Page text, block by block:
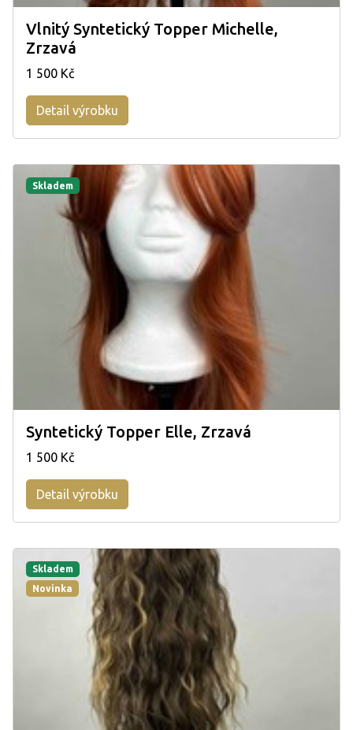
Vlnitý Syntetický Topper Michelle,
Zrzavá
1 500 Kč
Detail výrobku
Skladem
Syntetický Topper Elle, Zrzavá
1 500 Kč
Detail výrobku
Skladem
Novinka